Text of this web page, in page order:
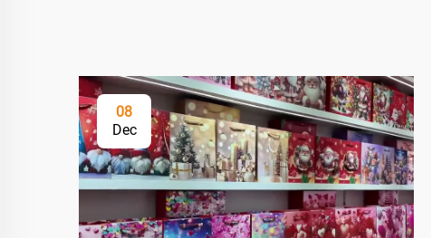
08
Dec